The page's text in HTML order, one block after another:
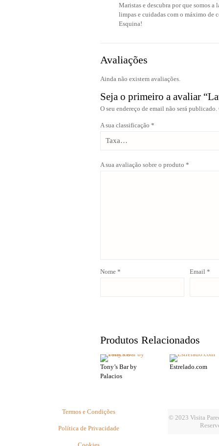
Maristas e descubra por que somos a
limpas e cuidadas com o máximo de
Esquina!
Avaliações
Ainda não existem avaliações.
Seja o primeiro a avaliar
O seu endereço de email não será publicado.
A sua classificação *
A sua avaliação sobre o produto *
Nome * Email*
Produtos Relacionados
Tony’s Bar by
Palacios
Estrelado.com
Termos e Condições
Política de Privacidade
© 2023 Visita